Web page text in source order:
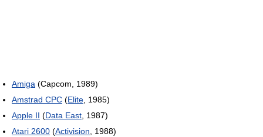
Amiga (Capcom, 1989)
Amstrad CPC (Elite, 1985)
Apple II (Data East, 1987)
Atari 2600 (Activision, 1988)